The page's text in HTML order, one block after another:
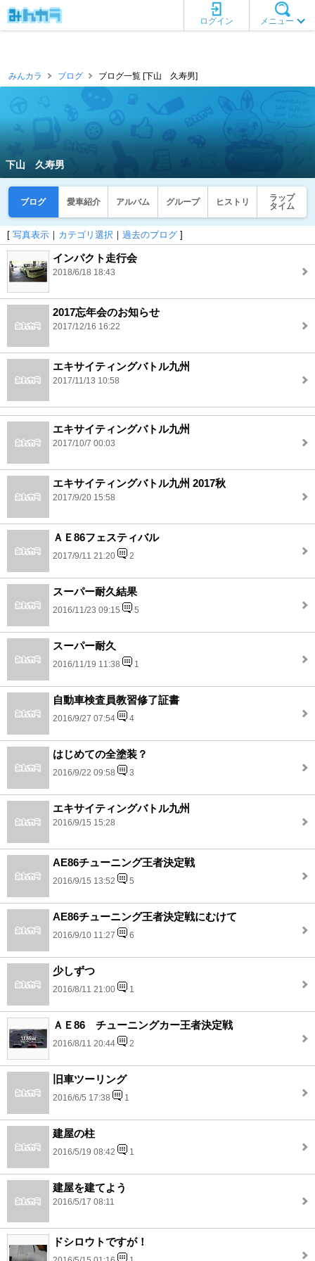
メニュー
ログイン
みんカラ ブログ ブログ一覧 [下山 久寿男]
下山 久寿男
ブログ 愛車紹介 アルバム グループ ヒストリ
ラップ
タイム
[ 写真表示 ｜ カテゴリ選択 ｜ 過去のブログ ]
インパクト走行会
2018/6/18 18:43
2017忘年会のお知らせ
2017/12/16 16:22
エキサイティングバトル九州
2017/11/13 10:58
エキサイティングバトル九州
2017/10/7 00:03
エキサイティングバトル九州 2017秋
2017/9/20 15:58
ＡＥ86フェスティバル
2017/9/11 21:20 2
スーパー耐久結果
2016/11/23 09:15 5
スーパー耐久
2016/11/19 11:38 1
自動車検査員教習修了証書
2016/9/27 07:54 4
はじめての全塗装？
2016/9/22 09:58 3
エキサイティングバトル九州
2016/9/15 15:28
AE86チューニング王者決定戦
2016/9/15 13:52 5
AE86チューニング王者決定戦にむけて
2016/9/10 11:27 6
少しずつ
2016/8/11 21:00 1
ＡＥ86 チューニングカー王者決定戦
2016/8/11 20:44 2
旧車ツーリング
2016/6/5 17:38 1
建屋の柱
2016/5/19 08:42 1
建屋を建てよう
2016/5/17 08:11
ドシロウトですが！